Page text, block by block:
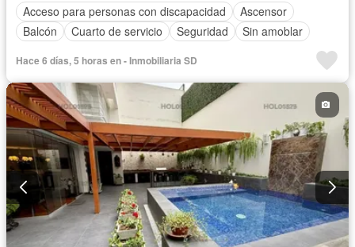
Acceso para personas con discapacidad
Ascensor
Balcón
Cuarto de servicio Seguridad Sin amoblar
Hace 6 días, 5 horas en - Inmobiliaria SD